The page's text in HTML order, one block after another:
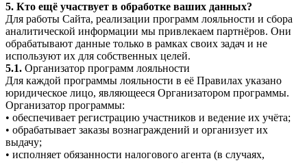
5. Кто ещё участвует в обработке ваших данных?
Для работы Сайта, реализации программ лояльности и сбора
аналитической информации мы привлекаем партнёров. Они
обрабатывают данные только в рамках своих задач и не
используют их для собственных целей.
5.1. Организатор программ лояльности
Для каждой программы лояльности в её Правилах указано
юридическое лицо, являющееся Организатором программы.
Организатор программы:
• обеспечивает регистрацию участников и ведение их учёта;
• обрабатывает заказы вознаграждений и организует их
выдачу;
• исполняет обязанности налогового агента (в случаях,